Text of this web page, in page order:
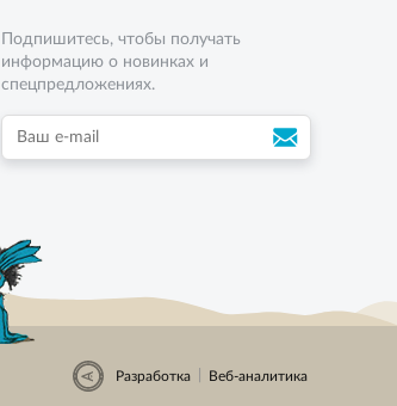
Подпишитесь, чтобы получать
информацию о новинках и
спецпредложениях.
Разработка Веб-аналитика